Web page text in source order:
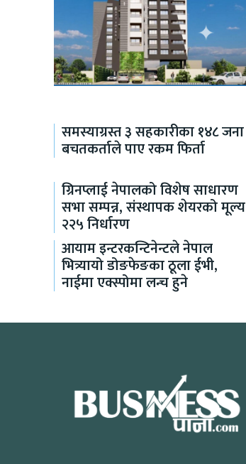
समस्याग्रस्त ३ सहकारीका १४८ जना
बचतकर्ताले पाए रकम फिर्ता
ग्रिनप्लाई नेपालको विशेष साधारण
सभा सम्पन्न, संस्थापक शेयरको मूल्य
२२५ निर्धारण
आयाम इन्टरकन्टिनेन्टले नेपाल
भित्र्यायो डोङफेङका ठूला ईभी,
नाईमा एक्स्पोमा लन्च हुने